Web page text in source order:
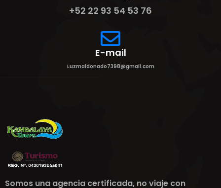
+52 22 93 54 53 76
E-mail
Luzmaldonado7398@gmail.com
Somos una agencia certificada, no viaje con